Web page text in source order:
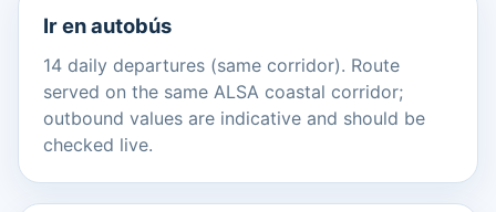
Ir en autobús
14 daily departures (same corridor). Route
served on the same ALSA coastal corridor;
outbound values are indicative and should be
checked live.